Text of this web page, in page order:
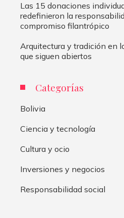
Las 15 donaciones
redefinieron la
compromiso filantrópico
Arquitectura y tradición en
que siguen abiertos
Categorías
Bolivia
Ciencia y tecnología
Cultura y ocio
Inversiones y negocios
Responsabilidad social